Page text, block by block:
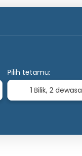
Pilih tetamu:
1 Bilik, 2 dewasa